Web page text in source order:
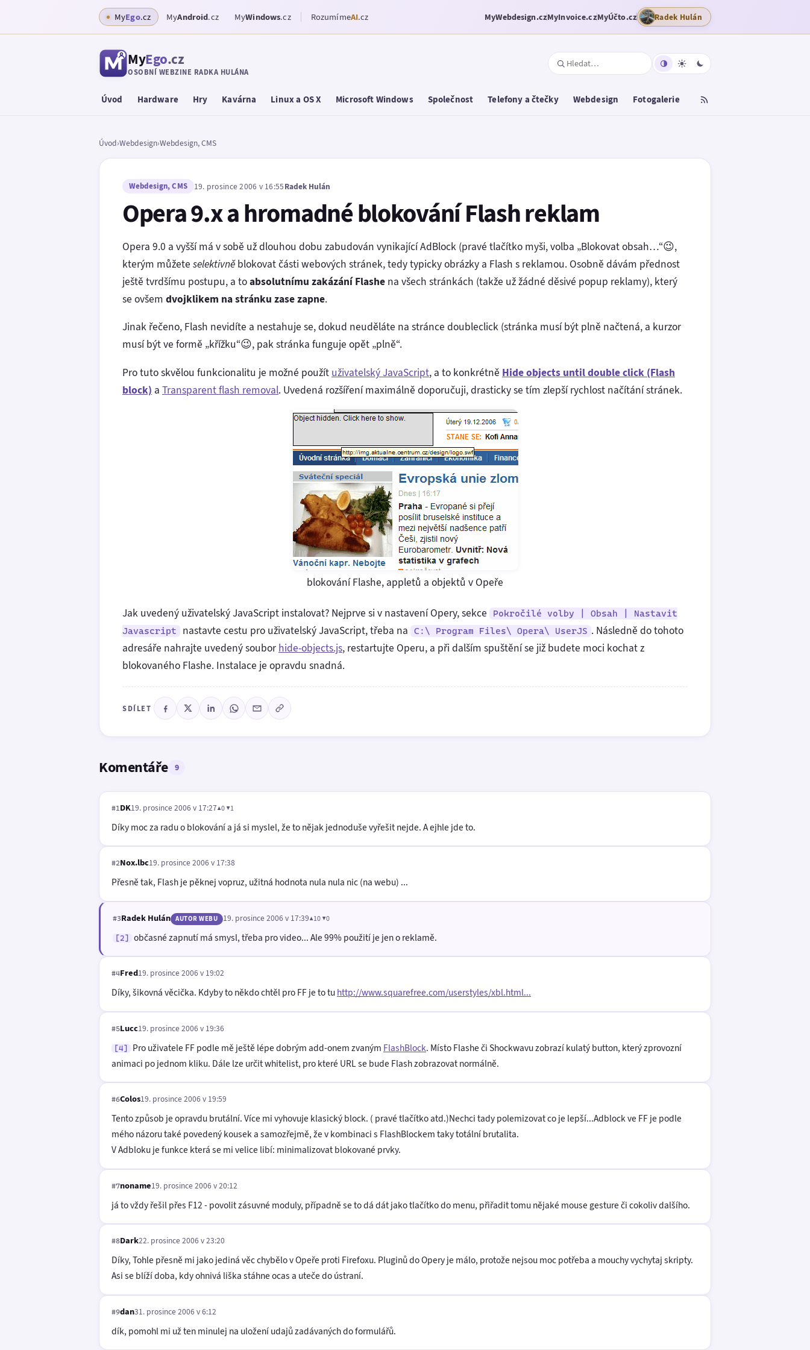
MyEgo.cz MyAndroid.cz MyWindows.cz RozumímeAI.cz MyWebdesign.czMyInvoice.czMyÚčto.cz Radek Hulán
MyEgo.cz
OSOBNÍ WEBZINE RADKA HULÁNA
Úvod Hardware Hry Kavárna Linux a OS X Microsoft Windows Společnost Telefony a čtečky Webdesign Fotogalerie
Úvod›Webdesign›Webdesign, CMS
Webdesign, CMS 19. prosince 2006 v 16:55Radek Hulán
Opera 9.x a hromadné blokování Flash reklam
Opera 9.0 a vyšší má v sobě už dlouhou dobu zabudován vynikající AdBlock (pravé tlačítko myši, volba „Blokovat obsah…“😉,
kterým můžete selektivněblokovat části webových stránek, tedy typicky obrázky a Flash s reklamou. Osobně dávám přednost
ještě tvrdšímu postupu, a toabsolutnímu zakázání Flashe na všech stránkách (takže už žádné děsivé popup reklamy), který
se ovšem dvojklikem na stránku zase zapne.
Jinak řečeno, Flash nevidíte a nestahuje se, dokud neuděláte na stránce doubleclick (stránka musí být plně načtená, a kurzor
musí být ve formě „křížku“😉, pak stránka funguje opět „plně“.
Pro tuto skvělou funkcionalitu je možné použít uživatelský JavaScript, a to konkrétně Hide objects until double click (Flash
block) a Transparent flash removal. Uvedená rozšíření maximálně doporučuji, drasticky se tím zlepší rychlost načítání stránek.
blokování Flashe, appletů a objektů v Opeře
Jak uvedený uživatelský JavaScript instalovat? Nejprve si v nastavení Opery, sekce
Pokročilé volby | Obsah | Nastavit
Javascript
nastavte cestu pro uživatelský JavaScript, třeba na C:\ Program Files\ Opera\ UserJS . Následně do tohoto
adresáře nahrajte uvedený soubor hide-objects.js, restartujte Operu, a při dalším spuštění se již budete moci kochat z
blokovaného Flashe. Instalace je opravdu snadná.
SDÍLET
Komentáře 9
#1DK19. prosince 2006 v 17:27▲0 ▼1
Díky moc za radu o blokování a já si myslel, že to nějak jednoduše vyřešit nejde. A ejhle jde to.
#2Nox.lbc19. prosince 2006 v 17:38
Přesně tak, Flash je pěknej vopruz, užitná hodnota nula nula nic (na webu) ...
#3Radek Hulán AUTOR WEBU 19. prosince 2006 v 17:39▲10 ▼0
[2] občasné zapnutí má smysl, třeba pro video... Ale 99% použití je jen o reklamě.
#4Fred19. prosince 2006 v 19:02
Díky, šikovná věcička. Kdyby to někdo chtěl pro FF je to tuhttp://www.squarefree.com/userstyles/xbl.html...
#5Lucc19. prosince 2006 v 19:36
[4] Pro uživatele FF podle mě ještě lépe dobrým add-onem zvaným FlashBlock. Místo Flashe či Shockwavu zobrazí kulatý button, který zprovozní
animaci po jednom kliku. Dále lze určit whitelist, pro které URL se bude Flash zobrazovat normálně.
#6Colos19. prosince 2006 v 19:59
Tento způsob je opravdu brutální. Více mi vyhovuje klasický block. ( pravé tlačítko atd.)Nechci tady polemizovat co je lepší...Adblock ve FF je podle
mého názoru také povedený kousek a samozřejmě, že v kombinaci s FlashBlockem taky totální brutalita.
V Adbloku je funkce která se mi velice libí: minimalizovat blokované prvky.
#7noname19. prosince 2006 v 20:12
já to vždy řešil přes F12 - povolit zásuvné moduly, případně se to dá dát jako tlačítko do menu, přiřadit tomu nějaké mouse gesture či cokoliv dalšího.
#8Dark22. prosince 2006 v 23:20
Díky, Tohle přesně mi jako jediná věc chybělo v Opeře proti Firefoxu. Pluginů do Opery je málo, protože nejsou moc potřeba a mouchy vychytaj skripty.
Asi se blíží doba, kdy ohnivá liška stáhne ocas a uteče do ústraní.
#9dan31. prosince 2006 v 6:12
dík, pomohl mi už ten minulej na uložení udajů zadávaných do formulářů.